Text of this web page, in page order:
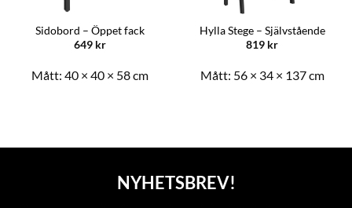
Sidobord – Öppet fack
649 kr
Mått: 40 × 40 × 58 cm
Hylla Stege – Självstående
819 kr
Mått: 56 × 34 × 137 cm
NYHETSBREV!